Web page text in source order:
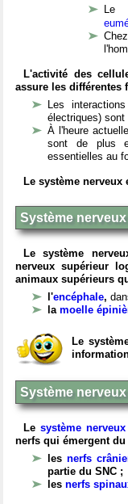
Le
L'activité des
assure les différentes
Les
électriques)
À l'heure
sont de plus
essentielles au
Le système
Système nerveux
Le système
nerveux supérieur
animaux supérieurs
l'encéphale,
la moelle
Le
Système
Le système
nerfs qui émergent du
les nerfs
partie du SNC ;
les nerfs